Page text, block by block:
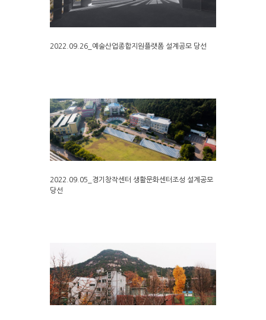
2022.09.26_예술산업종합지원플랫폼 설계공모 당선
2022.09.05_경기창작센터 생활문화센터조성 설계공모
당선